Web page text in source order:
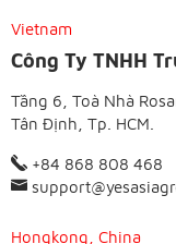
Vietnam
Công Ty TNHH
Tầng 6, Toà Nhà
Tân Định, Tp. HCM.
+84 868 808 468
Hongkong, China